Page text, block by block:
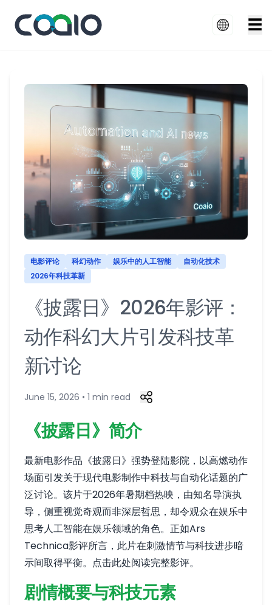
☰
电影评论 科幻动作 娱乐中的人工智能
自动化技术
2026年科技革新
《披露日》2026年影评：
动作科幻大片引发科技革
新讨论
June 15, 2026 • 1 min read
《披露日》简介
最新电影作品《披露日》强势登陆影院，以高燃动作
场面引发关于现代电影制作中科技与自动化话题的广
泛讨论。该片于2026年暑期档热映，由知名导演执
导，侧重视觉奇观而非深层哲思，却令观众在娱乐中
思考人工智能在娱乐领域的角色。正如Ars
Technica影评所言，此片在刺激情节与科技进步暗
示间取得平衡。 点击此处阅读完整影评。
剧情概要与科技元素